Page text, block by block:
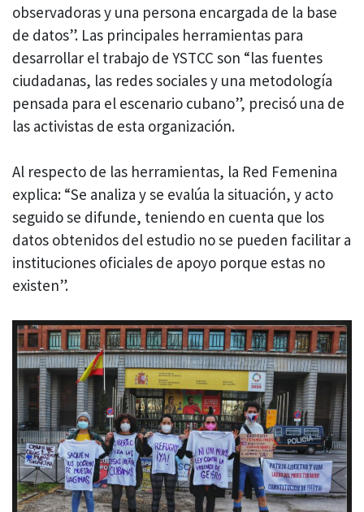
observadoras y una persona encargada de la base
de datos”. Las principales herramientas para
desarrollar el trabajo de YSTCC son “las fuentes
ciudadanas, las redes sociales y una metodología
pensada para el escenario cubano”, precisó una de
las activistas de esta organización.
Al respecto de las herramientas, la Red Femenina
explica: “Se analiza y se evalúa la situación, y acto
seguido se difunde, teniendo en cuenta que los
datos obtenidos del estudio no se pueden facilitar a
instituciones oficiales de apoyo porque estas no
existen”.